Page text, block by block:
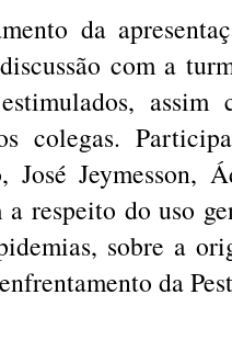
da
com a
colegas.
José
a respeito do uso
sobre a
da